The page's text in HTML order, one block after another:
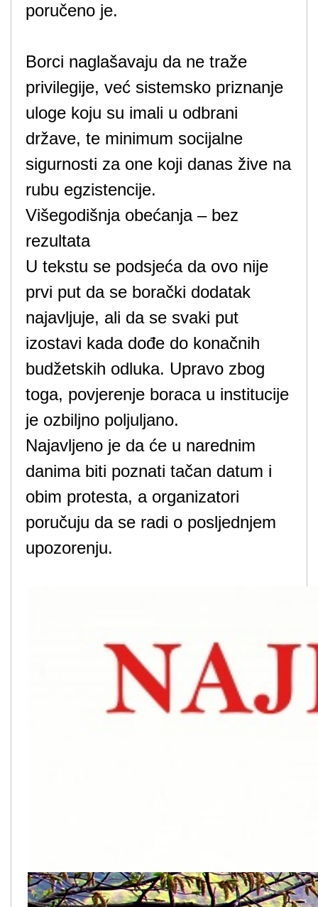
poručeno je.
Borci naglašavaju da ne traže
privilegije, već sistemsko priznanje
uloge koju su imali u odbrani
države, te minimum socijalne
sigurnosti za one koji danas žive na
rubu egzistencije.
Višegodišnja obećanja – bez
rezultata
U tekstu se podsjeća da ovo nije
prvi put da se borački dodatak
najavljuje, ali da se svaki put
izostavi kada dođe do konačnih
budžetskih odluka. Upravo zbog
toga, povjerenje boraca u institucije
je ozbiljno poljuljano.
Najavljeno je da će u narednim
danima biti poznati tačan datum i
obim protesta, a organizatori
poručuju da se radi o posljednjem
upozorenju.